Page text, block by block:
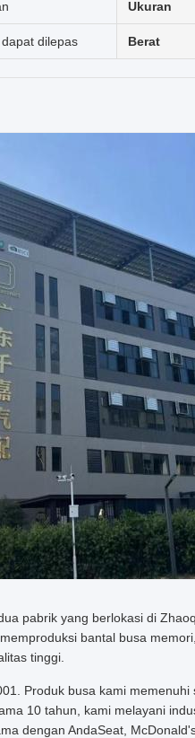
Ukuran
dilepas Berat
pabrik yang berlokasi di
bantal busa
tinggi.
Produk busa kami
10 tahun, kami melayani
dengan AndaSeat,